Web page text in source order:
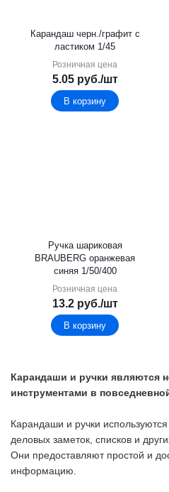
Карандаш черн./графит с
ластиком 1/45
Розничная цена
5.05руб./шт
В корзину
Ручка шариковая
BRAUBERG oранжевая
синяя 1/50/400
Розничная цена
13.2руб./шт
В корзину
Карандаши и ручки являются
инструментами в
Карандаши и ручки
деловых заметок, списков и
Они предоставляют простой и
информацию.